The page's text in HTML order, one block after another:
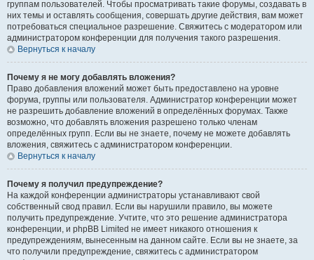
группам пользователей. Чтобы просматривать такие форумы, создавать в
них темы и оставлять сообщения, совершать другие действия, вам может
потребоваться специальное разрешение. Свяжитесь с модератором или
администратором конференции для получения такого разрешения.
Вернуться к началу
Почему я не могу добавлять вложения?
Право добавления вложений может быть предоставлено на уровне
форума, группы или пользователя. Администратор конференции может
не разрешить добавление вложений в определённых форумах. Также
возможно, что добавлять вложения разрешено только членам
определённых групп. Если вы не знаете, почему не можете добавлять
вложения, свяжитесь с администратором конференции.
Вернуться к началу
Почему я получил предупреждение?
На каждой конференции администраторы устанавливают свой
собственный свод правил. Если вы нарушили правило, вы можете
получить предупреждение. Учтите, что это решение администратора
конференции, и phpBB Limited не имеет никакого отношения к
предупреждениям, вынесенным на данном сайте. Если вы не знаете, за
что получили предупреждение, свяжитесь с администратором